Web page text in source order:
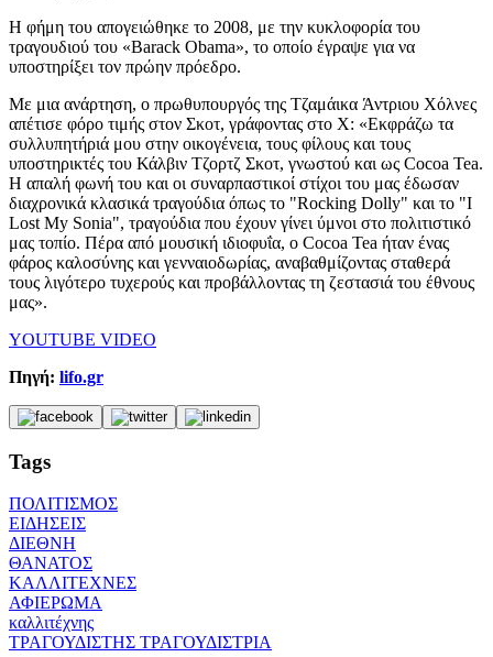
Η φήμη του απογειώθηκε το 2008, με την κυκλοφορία του
τραγουδιού του «Barack Obama», το οποίο έγραψε για να
υποστηρίξει τον πρώην πρόεδρο.
Με μια ανάρτηση, ο πρωθυπουργός της Τζαμάικα Άντριου Χόλνες
απέτισε φόρο τιμής στον Σκοτ, γράφοντας στο Χ: «Εκφράζω τα
συλλυπητήριά μου στην οικογένεια, τους φίλους και τους
υποστηρικτές του Κάλβιν Τζορτζ Σκοτ, γνωστού και ως Cocoa Tea.
Η απαλή φωνή του και οι συναρπαστικοί στίχοι του μας έδωσαν
διαχρονικά κλασικά τραγούδια όπως το "Rocking Dolly" και το "I
Lost My Sonia", τραγούδια που έχουν γίνει ύμνοι στο πολιτιστικό
μας τοπίο. Πέρα από μουσική ιδιοφυΐα, ο Cocoa Tea ήταν ένας
φάρος καλοσύνης και γενναιοδωρίας, αναβαθμίζοντας σταθερά
τους λιγότερο τυχερούς και προβάλλοντας τη ζεστασιά του έθνους
μας».
YOUTUBE VIDEO
Πηγή: lifo.gr
Tags
ΠΟΛΙΤΙΣΜΟΣ
ΕΙΔΗΣΕΙΣ
ΔΙΕΘΝΗ
ΘΑΝΑΤΟΣ
ΚΑΛΛΙΤΕΧΝΕΣ
ΑΦΙΕΡΩΜΑ
καλλιτέχνης
ΤΡΑΓΟΥΔΙΣΤΗΣ ΤΡΑΓΟΥΔΙΣΤΡΙΑ